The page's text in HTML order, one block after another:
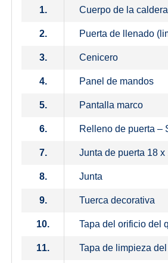
1. Cuerpo de la caldera
2. Puerta de llenado
3. Cenicero
4. Panel de mandos
5. Pantalla marco
6. Relleno de puerta –
7. Junta de puerta 18 x
8. Junta
9. Tuerca decorativa
10. Tapa del orificio del
11. Tapa de limpieza del